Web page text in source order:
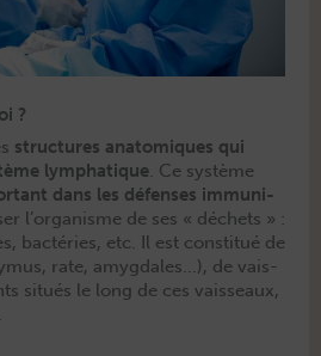
?
struc­tures anatomiques qui
lym­pha­tique. Ce sys­tème
dans les défens­es immu­ni­
l’organisme de ses « déchets » :
bac­téries, etc. Il est con­sti­tué de
rate, amyg­dales…), de vais­
situés le long de ces vais­seaux,